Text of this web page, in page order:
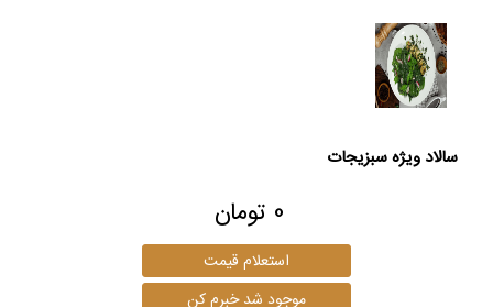
سالاد ویژه سبزیجات
0 تومان